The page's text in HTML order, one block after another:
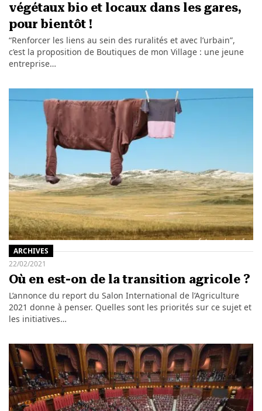
végétaux bio et locaux dans les gares,
pour bientôt !
“Renforcer les liens au sein des ruralités et avec l’urbain”,
c’est la proposition de Boutiques de mon Village : une jeune
entreprise…
ARCHIVES
22/02/2021
Où en est-on de la transition agricole ?
L’annonce du report du Salon International de l’Agriculture
2021 donne à penser. Quelles sont les priorités sur ce sujet et
les initiatives…